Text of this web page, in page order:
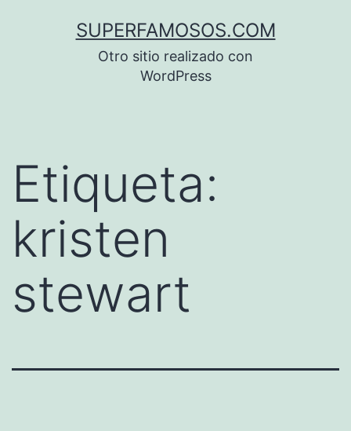
SUPERFAMOSOS.COM
Otro sitio realizado con
WordPress
Etiqueta:
kristen
stewart